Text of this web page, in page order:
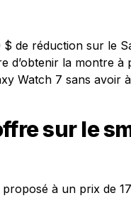
de réduction sur le
d’obtenir la montre à
Watch 7 sans avoir
sur le
proposé à un prix de